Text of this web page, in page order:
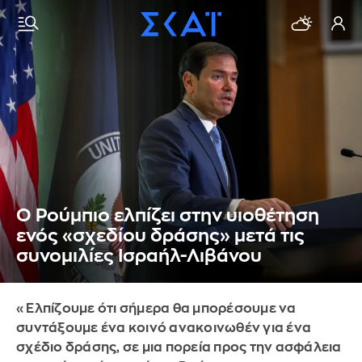
Ο Ρούμπιο ελπίζει στην υιοθέτηση
ενός «σχεδίου δράσης» μετά τις
συνομιλίες Ισραήλ-Λιβάνου
«Ελπίζουμε ότι σήμερα θα μπορέσουμε να
συντάξουμε ένα κοινό ανακοινωθέν για ένα
σχέδιο δράσης, σε μια πορεία προς την ασφάλεια